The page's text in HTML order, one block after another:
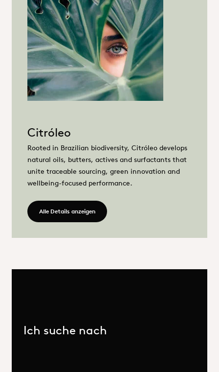
Citróleo
Rooted in Brazilian biodiversity, Citróleo develops
natural oils, butters, actives and surfactants that
unite traceable sourcing, green innovation and
wellbeing-focused performance.
Alle Details anzeigenMehr erfahren - Citróleo
Ich suche nach